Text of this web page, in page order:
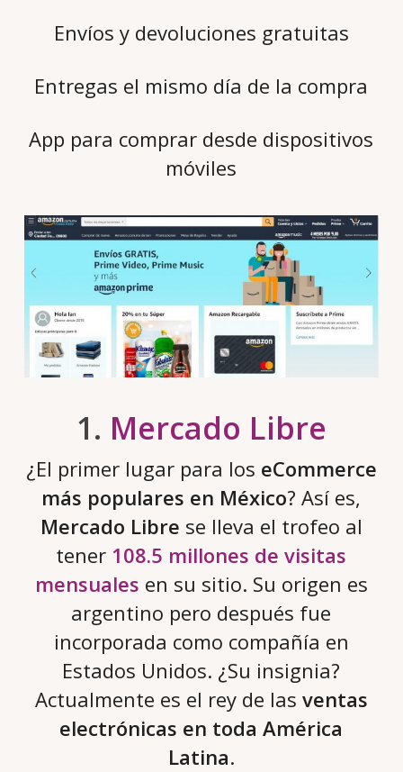
Envíos y devoluciones gratuitas
Entregas el mismo día de la compra
App para comprar desde dispositivos
móviles
1. Mercado Libre
¿El primer lugar para los eCommerce
más populares en México? Así es,
Mercado Libre se lleva el trofeo al
tener 108.5 millones de visitas
mensuales en su sitio. Su origen es
argentino pero después fue
incorporada como compañía en
Estados Unidos. ¿Su insignia?
Actualmente es el rey de las ventas
electrónicas en toda América
Latina.